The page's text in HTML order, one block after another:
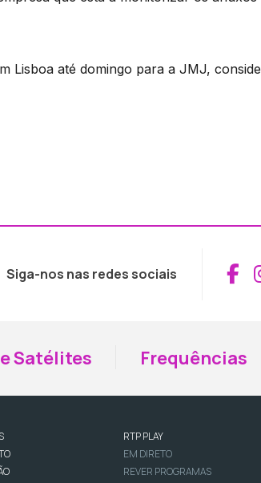
Lisboa até domingo para a JMJ,
Siga-nos nas redes sociais
Satélites Frequências
RTP PLAY
EM DIRETO
REVER PROGRAMAS